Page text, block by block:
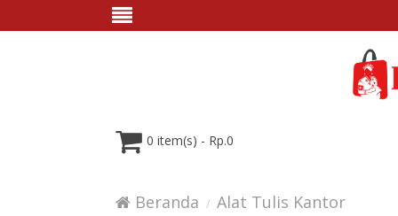
0 item(s) - Rp.0
Beranda Alat Tulis Kantor